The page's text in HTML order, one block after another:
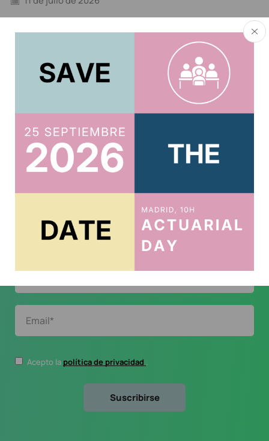
Social del Instituto de Actuarios de España, Gregorio
Gil de Rozas, ha participado en el primero de los...
Continue Reading
Suscríbete al boletín
Te mantendremos al tanto de todo
Acepto la política de privacidad .